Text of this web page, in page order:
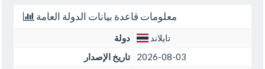
معلومات قاعدة بيانات الدولة العامة
دولة
تايلاند
تاريخ الإصدار
2026-08-03